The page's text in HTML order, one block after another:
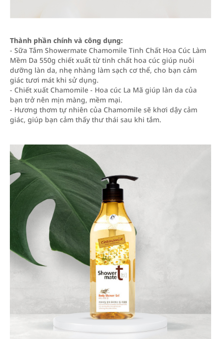
Thành phần chính và công dụng:
- Sữa Tắm Showermate Chamomile Tinh Chất Hoa Cúc Làm
Mềm Da 550g chiết xuất từ tinh chất hoa cúc giúp nuôi
dưỡng làn da, nhẹ nhàng làm sạch cơ thể, cho bạn cảm
giác tươi mát khi sử dụng.
- Chiết xuất Chamomile - Hoa cúc La Mã giúp làn da của
bạn trở nên mịn màng, mềm mại.
- Hương thơm tự nhiên của Chamomile sẽ khơi dậy cảm
giác, giúp bạn cảm thấy thư thái sau khi tắm.